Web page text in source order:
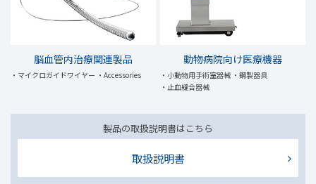
脳血管内治療関連製品
・マイクロガイドワイヤー ・Accessories
動物病院向け医療機器
・小動物用手術室器械 ・鋼製器具
・止血縫合器械
製品の取扱説明書はこちら
取扱説明書